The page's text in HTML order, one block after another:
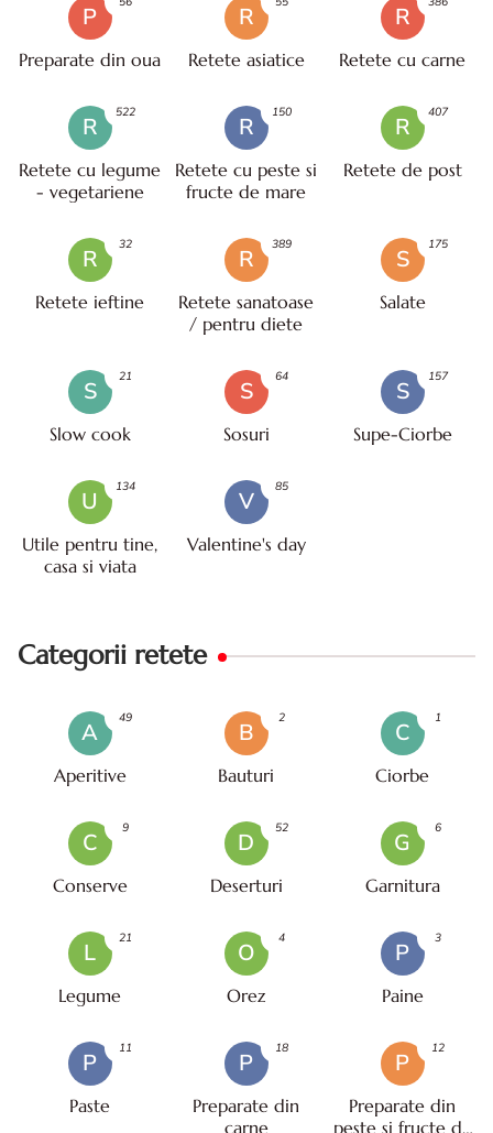
P
Preparate din oua
R
Retete asiatice
R
Retete cu carne
R
Retete cu legume
- vegetariene
522
R
Retete cu peste si
fructe de mare
150
R
Retete de post
407
R
Retete ieftine
32
R
Retete sanatoase
/ pentru diete
389
S
Salate
175
S
Slow cook
21
S
Sosuri
64
S
Supe-Ciorbe
157
U
Utile pentru tine,
casa si viata
134
V
Valentine's day
85
Categorii retete
A
Aperitive
49
B
Bauturi
2
C
Ciorbe
1
C
Conserve
9
D
Deserturi
52
G
Garnitura
6
L
Legume
21
O
Orez
4
P
Paine
3
P
Paste
11
P
Preparate din
carne
18
P
Preparate din
peste si fructe de
12